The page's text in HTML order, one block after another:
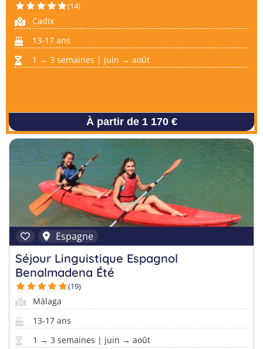
(14)
Cadix
13-17 ans
1 → 3 semaines | juin → août
À partir de 1 170 €
Espagne
Séjour Linguistique Espagnol
Benalmadena Été
(19)
Málaga
13-17 ans
1 → 3 semaines | juin → août